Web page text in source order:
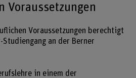
Voraussetzungen
Voraussetzungen berechtigt
Studiengang an der Berner
in einem der